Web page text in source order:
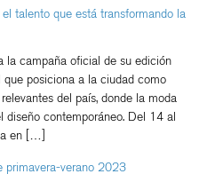
talento que está transformando la
la campaña oficial de su edición
que posiciona a la ciudad como
del país, donde la moda
diseño contemporáneo. Del 14 al
en […]
primavera-verano 2023